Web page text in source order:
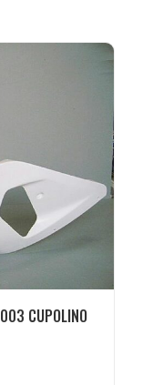
CUPOLINO